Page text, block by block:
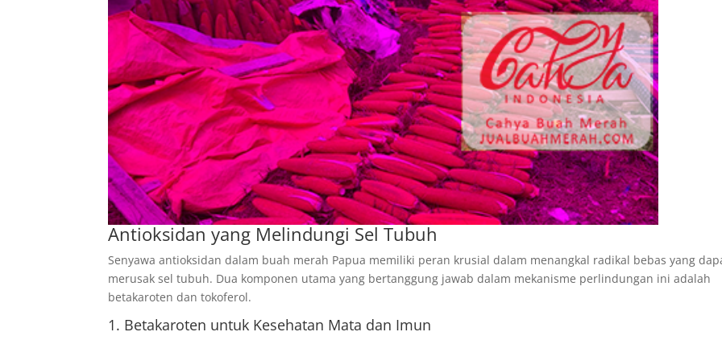
Antioksidan yang Melindungi Sel Tubuh
Senyawa antioksidan dalam buah merah Papua memiliki peran krusial dalam menangkal radikal bebas yang
merusak sel tubuh. Dua komponen utama yang bertanggung jawab dalam mekanisme perlindungan ini adalah
betakaroten dan tokoferol.
1. Betakaroten untuk Kesehatan Mata dan Imun